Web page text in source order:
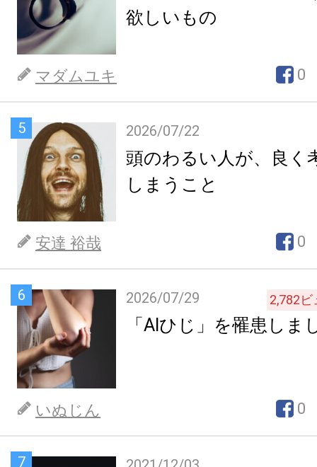
欲しいもの
マダムユキ 0
5 2026/07/22
頭のわるい人が、良く
しまうこと
安達 裕哉 0
6 2026/07/29 2,782ビ
「AIひじ」を罹患しま
いぬじん 0
7